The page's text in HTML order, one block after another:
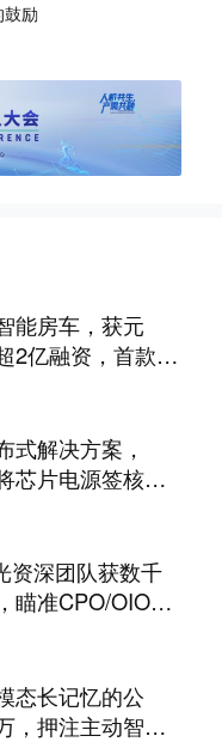
励
能房车，获元
2亿融资，首款产
式解决方案，
芯片电源签核周
资深团队获数千
瞄准CPO/OIO下
态长记忆的公
，押注主动智能